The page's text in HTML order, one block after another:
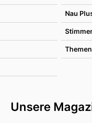
Nau
Themen
Unsere